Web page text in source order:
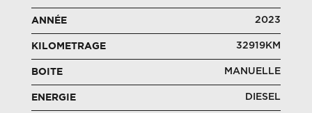
ANNÉE 2023
KILOMETRAGE 32919KM
BOITE MANUELLE
ENERGIE DIESEL